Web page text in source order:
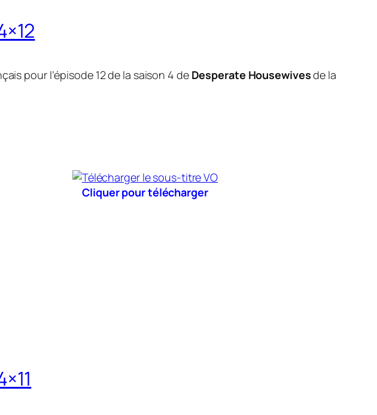
pour l’épisode 12 de la saison 4 de Desperate Housewivesde la
Cliquer pour télécharger